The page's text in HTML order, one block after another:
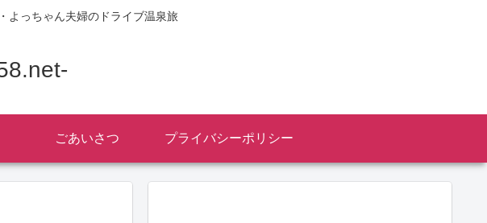
よっちゃん夫婦のドライブ温泉旅
ごあいさつ プライバシーポリシー